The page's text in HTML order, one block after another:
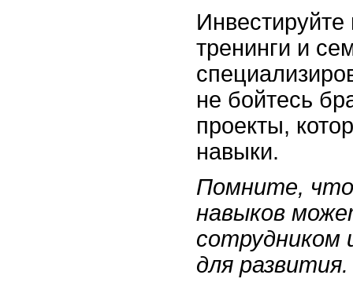
тренинги и
не бойтесь
проекты,
навыки.
Помните, что
навыков
сотрудником
для развития.